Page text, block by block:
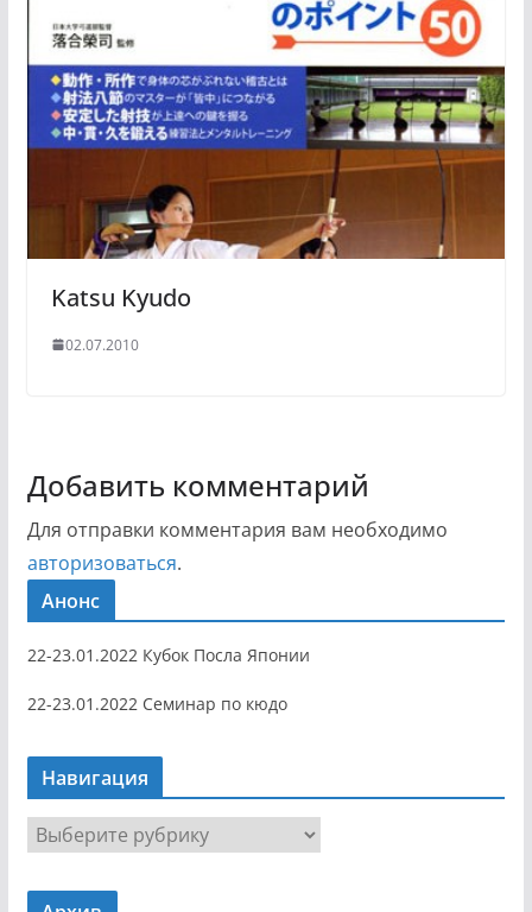
Katsu Kyudo
02.07.2010
Добавить комментарий
Для отправки комментария вам необходимо
авторизоваться.
Анонс
22-23.01.2022 Кубок Посла Японии
22-23.01.2022 Семинар по кюдо
Навигация
Н
а
в